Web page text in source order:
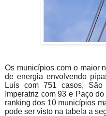
Os municípios com o maior
de energia envolvendo
Luís com 751 casos,
Imperatriz com 93 e Paço
ranking dos 10 municípios
pode ser visto na tabela a